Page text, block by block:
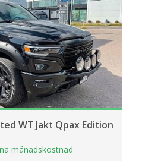
WT Jakt Qpax Edition
månadskostnad